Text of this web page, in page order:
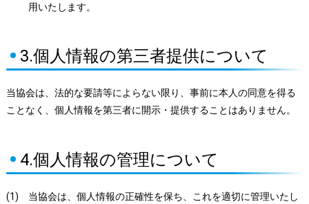
用いたします。
3.個人情報の第三者提供について
当協会は、法的な要請等によらない限り、事前に本人の同意を得る
ことなく、個人情報を第三者に開示・提供することはありません。
4.個人情報の管理について
(1) 当協会は、個人情報の正確性を保ち、これを適切に管理いたし